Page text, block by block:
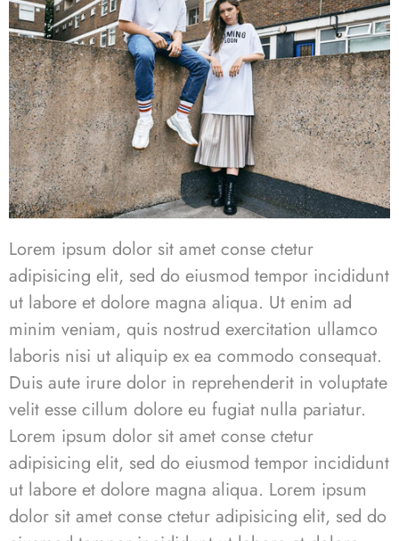
Lorem ipsum dolor sit amet conse ctetur
adipisicing elit, sed do eiusmod tempor incididunt
ut labore et dolore magna aliqua. Ut enim ad
minim veniam, quis nostrud exercitation ullamco
laboris nisi ut aliquip ex ea commodo consequat.
Duis aute irure dolor in reprehenderit in voluptate
velit esse cillum dolore eu fugiat nulla pariatur.
Lorem ipsum dolor sit amet conse ctetur
adipisicing elit, sed do eiusmod tempor incididunt
ut labore et dolore magna aliqua. Lorem ipsum
dolor sit amet conse ctetur adipisicing elit, sed do